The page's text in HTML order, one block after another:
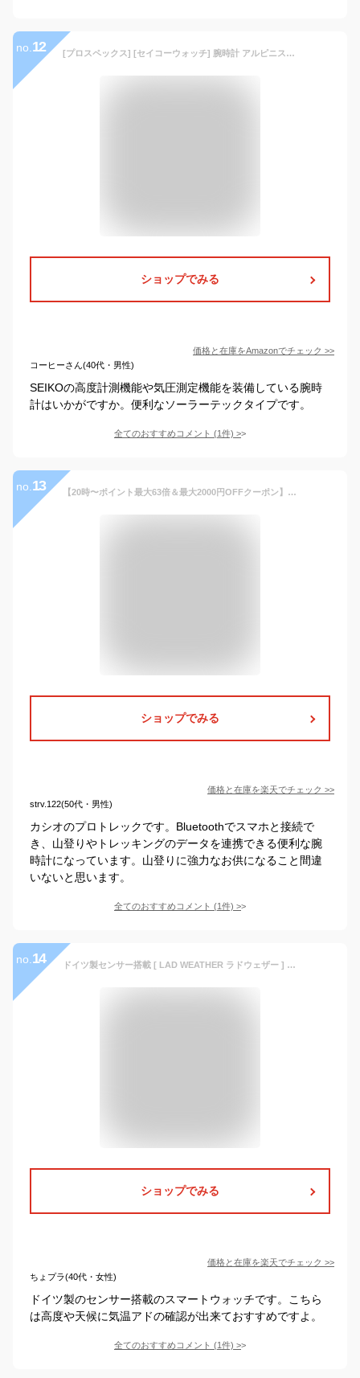
no. 12 [プロスペックス] [セイコーウォッチ] 腕時計 アルピニスト ソーラー ハードレックス SBEB003 ブラック
ショップでみる
価格と在庫をAmazonでチェック >>
コーヒーさん(40代・男性)
SEIKOの高度計測機能や気圧測定機能を装備している腕時
計はいかがですか。便利なソーラーテックタイプです。
全てのおすすめコメント (1件) >
no. 13 【20時〜ポイント最大63倍＆最大2000円OFFクーポン】プロトレック クライマーライン Bluetooth PRT-B50-2JF メンズ 腕時計 アナデジ ネイビー 登山 国内正規品 カシオ
ショップでみる
価格と在庫を楽天でチェック >>
strv.122(50代・男性)
カシオのプロトレックです。Bluetoothでスマホと接続で
き、山登りやトレッキングのデータを連携できる便利な腕
時計になっています。山登りに強力なお供になること間違
いないと思います。
全てのおすすめコメント (1件) >
no. 14 ドイツ製センサー搭載 [ LAD WEATHER ラドウェザー ] 雑誌掲載 ブランド 心拍計測/デジタルコンパス/高度計/気圧計/温度計/天気予測 機能 アウトドア 腕時計 ミリタリー/登山/マラソン/ランニング/ウォーキング メンズ/レディース
ショップでみる
価格と在庫を楽天でチェック >>
ちょプラ(40代・女性)
ドイツ製のセンサー搭載のスマートウォッチです。こちら
は高度や天候に気温アドの確認が出来ておすすめですよ。
全てのおすすめコメント (1件) >